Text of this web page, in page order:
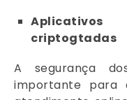
criptogtadas
A segurança
importante para